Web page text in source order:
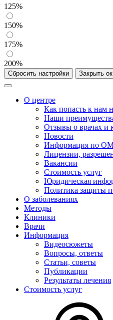
125%
150%
175%
200%
Сбросить настройки Закрыть
О центре
Как попасть к нам
Наши
Отзывы о врачах и
Новости
Информация по
Лицензии,
Вакансии
Стоимость услуг
Юридическая
Политика защиты
О заболеваниях
Методы
Клиники
Врачи
Информация
Видеосюжеты
Вопросы, ответы
Статьи, советы
Публикации
Результаты лечения
Стоимость услуг